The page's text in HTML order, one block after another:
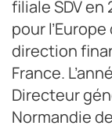
filiale SDV
pour
direction
France.
Directeur
Normandie